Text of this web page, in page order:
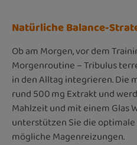
Natürliche Balance-
Ob am Morgen, vor dem
Morgenroutine – Tribulus
in den Alltag integrieren. Die
rund 500 mg Extrakt und
Mahlzeit und mit einem Glas
unterstützen Sie die
mögliche Magenreizungen.